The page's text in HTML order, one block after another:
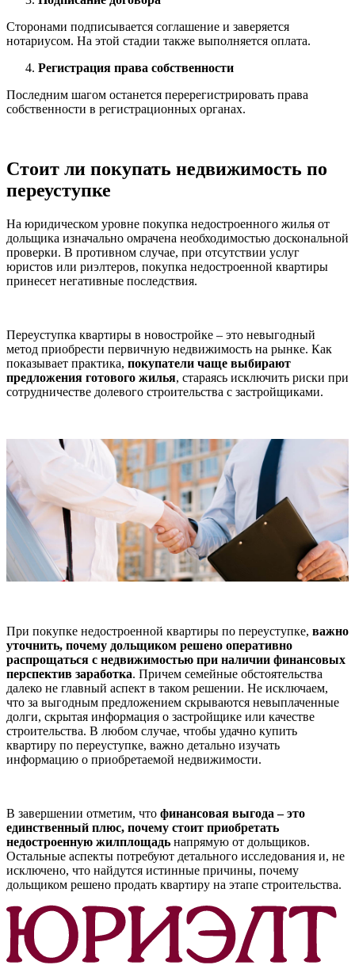
Сторонами подписывается соглашение и заверяется
нотариусом. На этой стадии также выполняется оплата.
Регистрация права собственности
Последним шагом останется перерегистрировать права
собственности в регистрационных органах.
Стоит ли покупать недвижимость по
переуступке
На юридическом уровне покупка недостроенного жилья от
дольщика изначально омрачена необходимостью доскональной
проверки. В противном случае, при отсутствии услуг
юристов или риэлтеров, покупка недостроенной квартиры
принесет негативные последствия.
Переуступка квартиры в новостройке – это невыгодный
метод приобрести первичную недвижимость на рынке. Как
показывает практика, покупатели чаще выбирают
предложения готового жилья, стараясь исключить риски при
сотрудничестве долевого строительства с застройщиками.
При покупке недостроенной квартиры по переуступке, важно
уточнить, почему дольщиком решено оперативно
распрощаться с недвижимостью при наличии финансовых
перспектив заработка. Причем семейные обстоятельства
далеко не главный аспект в таком решении. Не исключаем,
что за выгодным предложением скрываются невыплаченные
долги, скрытая информация о застройщике или качестве
строительства. В любом случае, чтобы удачно купить
квартиру по переуступке, важно детально изучать
информацию о приобретаемой недвижимости.
В завершении отметим, что финансовая выгода – это
единственный плюс, почему стоит приобретать
недостроенную жилплощадь напрямую от дольщиков.
Остальные аспекты потребуют детального исследования и, не
исключено, что найдутся истинные причины, почему
дольщиком решено продать квартиру на этапе строительства.